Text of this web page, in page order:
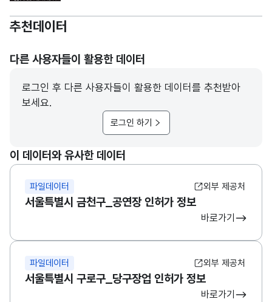
추천데이터
다른 사용자들이 활용한 데이터
로그인 후 다른 사용자들이 활용한 데이터를 추천받아
보세요.
로그인 하기
이 데이터와 유사한 데이터
파일데이터 외부 제공처
서울특별시 금천구_공연장 인허가 정보
바로가기
파일데이터 외부 제공처
서울특별시 구로구_당구장업 인허가 정보
바로가기